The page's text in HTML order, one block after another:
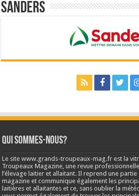
Sanders
Qui sommes-nous?
Le site www.grands-troupeaux-mag.fr est la
Troupeaux Magazine, une revue
l’élevage laitier et allaitant. Il reprend une
magazine et communique également les
laitières et allaitantes et ce, sans oublier la